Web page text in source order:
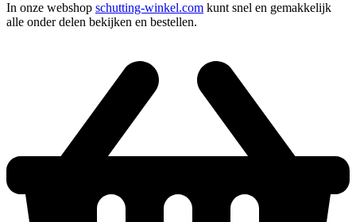
In onze webshop schutting-winkel.com kunt snel en gemakkelijk
alle onder delen bekijken en bestellen.